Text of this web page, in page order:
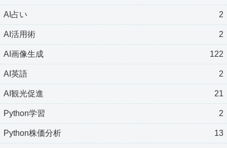
AI占い 2
AI活用術 2
AI画像生成 122
AI英語 2
AI観光促進 21
Python学習 2
Python株価分析 13